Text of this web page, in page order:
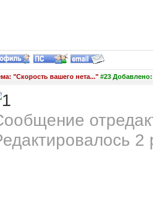
"Скорость вашего нета..."#23 Добавлено:
2